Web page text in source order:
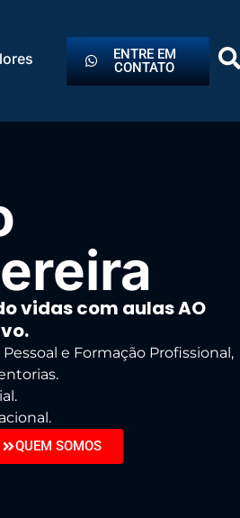
ENTRE EM
CONTATO
vidas com aulas AO
e Formação Profissional,
QUEM SOMOS